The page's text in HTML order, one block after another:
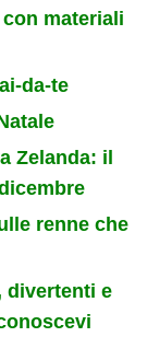
materiali
da-te
Zelanda: il
renne che
divertenti e